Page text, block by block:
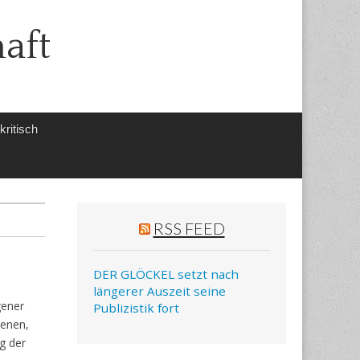
der
RSS FEED
DER GLÖCKEL setzt nach
längerer Auszeit seine
Publizistik fort